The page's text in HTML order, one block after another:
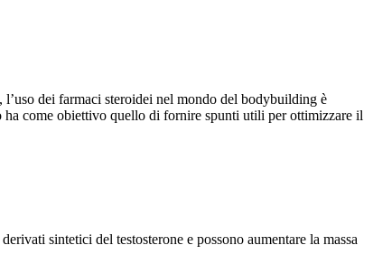
dei farmaci steroidei nel mondo del bodybuilding è
ha come obiettivo quello di fornire spunti utili per ottimizzare il
sintetici del testosterone e possono aumentare la massa